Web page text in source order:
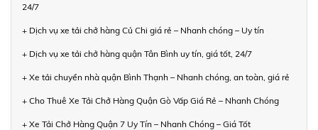
24/7
+ Dịch vụ xe tải chở hàng Củ Chi giá rẻ – Nhanh chóng – Uy tín
+ Dịch vụ xe tải chở hàng quận Tân Bình uy tín, giá tốt, 24/7
+ Xe tải chuyển nhà quận Bình Thạnh – Nhanh chóng, an toàn, giá rẻ
+ Cho Thuê Xe Tải Chở Hàng Quận Gò Vấp Giá Rẻ – Nhanh Chóng
+ Xe Tải Chở Hàng Quận 7 Uy Tín – Nhanh Chóng – Giá Tốt